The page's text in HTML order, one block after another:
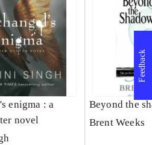
enigma : a
novel
Beyond the
Brent Weeks
Feedback